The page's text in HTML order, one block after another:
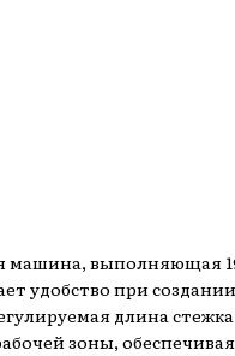
выполняющая
удобство при
длина
зоны,